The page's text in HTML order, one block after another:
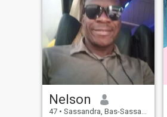
Nelson
47 • Sassandra, Bas-Sassandra, Cote d'Ivoire